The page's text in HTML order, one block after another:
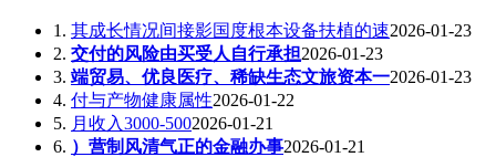
1. 其成长情况间接影国度根本设备扶植的速2026-01-23
2. 交付的风险由买受人自行承担2026-01-23
3. 端贸易、优良医疗、稀缺生态文旅资本一2026-01-23
4. 付与产物健康属性2026-01-22
5. 月收入3000-5002026-01-21
6. ）营制风清气正的金融办事2026-01-21